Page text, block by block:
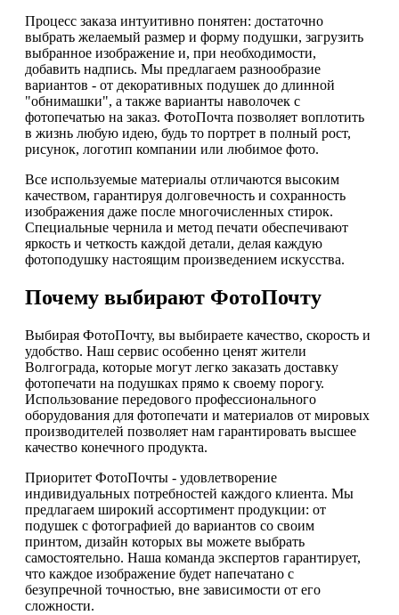
Процесс заказа интуитивно понятен: достаточно
выбрать желаемый размер и форму подушки, загрузить
выбранное изображение и, при необходимости,
добавить надпись. Мы предлагаем разнообразие
вариантов - от декоративных подушек до длинной
"обнимашки", а также варианты наволочек с
фотопечатью на заказ. ФотоПочта позволяет воплотить
в жизнь любую идею, будь то портрет в полный рост,
рисунок, логотип компании или любимое фото.
Все используемые материалы отличаются высоким
качеством, гарантируя долговечность и сохранность
изображения даже после многочисленных стирок.
Специальные чернила и метод печати обеспечивают
яркость и четкость каждой детали, делая каждую
фотоподушку настоящим произведением искусства.
Почему выбирают ФотоПочту
Выбирая ФотоПочту, вы выбираете качество, скорость и
удобство. Наш сервис особенно ценят жители
Волгограда, которые могут легко заказать доставку
фотопечати на подушках прямо к своему порогу.
Использование передового профессионального
оборудования для фотопечати и материалов от мировых
производителей позволяет нам гарантировать высшее
качество конечного продукта.
Приоритет ФотоПочты - удовлетворение
индивидуальных потребностей каждого клиента. Мы
предлагаем широкий ассортимент продукции: от
подушек с фотографией до вариантов со своим
принтом, дизайн которых вы можете выбрать
самостоятельно. Наша команда экспертов гарантирует,
что каждое изображение будет напечатано с
безупречной точностью, вне зависимости от его
сложности.